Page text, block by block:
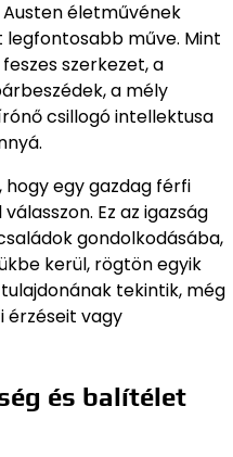
életművének
műve. Mint
szerkezet, a
a mély
csillogó intellektusa
hogy egy gazdag férfi
Ez az igazság
gondolkodásába,
kerül, rögtön egyik
tekintik, még
érzéseit vagy
és balítélet